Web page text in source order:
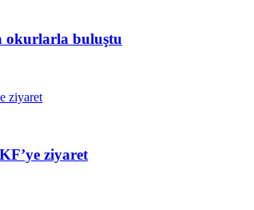
okurlarla buluştu
ziyaret